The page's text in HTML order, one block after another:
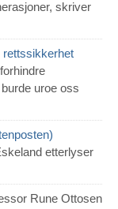
skriver
rettssikkerhet
uroe oss
etterlyser
Rune Ottosen